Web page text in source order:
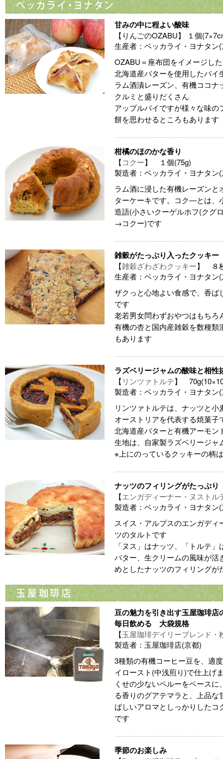
甘みの中に程よい酸味
【りんごのOZABU】 １個
生産者：ベッカライ・ヨナタン
OZABU＝座布団をイメージし
北海道産バターを使用したパ
ラム酒漬レーズン、有機ココ
クルミと盛りだくさん
アップルパイですが様々な味
餅を思わせるところもあります
柑橘のほのかな香り
【コクー】 １個(75g)
製造者：ベッカライ・ヨナタン
ラム酒に浸した有機レーズン
ターケーキです。コク―とは、
造語(小さいクーゲルホフ(クグ
→コクー)です
雑穀がたっぷり入ったクッキー
【雑穀ざわざわクッキー】 ８
生産者：ベッカライ・ヨナタン
ザクっと心地よい食感で、香
です
老若男女問わずおやつはもちろ
有機の杏と国内産雑穀を数種
もあります
ラズベリージャムの酸味と相性
【 リンツァトルテ】
製造者：ベッカライ・ヨナタン
リンツァトルテは、ナッツと
オーストリアを代表する焼菓子
北海道産バターと有機アーモ
生地は、自家製ラズベリージャ
※上にのっているクッキーの柄
ナッツのフィリングがたっぷり
【エンガディーナー・ヌストル
製造者：ベッカライ・ヨナタン
スイス・アルプスのエンガデ
ツのタルトです
「ヌス」はナッツ、「トルテ
バター、生クリームの風味が
めとしたナッツのフィリングが
豆の魅力を引き出す玉屋珈琲店
毎日飲める 大袋規格
【玉屋珈琲デイリーブレンド・
製造者：玉屋珈琲店(京都)
3種類の有機コーヒー豆を、適
イロースト(中浅煎り)で仕上げ
くせの少ないペルーをベース
る香りのグアテマラと、上品
ばしいアロマとしっかりした
です
季節のお楽しみ